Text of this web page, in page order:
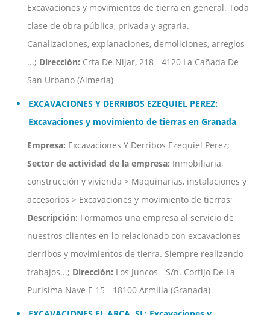
Excavaciones y movimientos de tierra en general. Toda
clase de obra pública, privada y agraria.
Canalizaciones, explanaciones, demoliciones, arreglos
...; Dirección: Crta De Nijar, 218 - 4120 La Cañada De
San Urbano (Almeria)
EXCAVACIONES Y DERRIBOS EZEQUIEL PEREZ:
Excavaciones y movimiento de tierras en Granada
Empresa: Excavaciones Y Derribos Ezequiel Perez;
Sector de actividad de la empresa: Inmobiliaria,
construcción y vivienda > Maquinarias, instalaciones y
accesorios > Excavaciones y movimiento de tierras;
Descripción: Formamos una empresa al servicio de
nuestros clientes en lo relacionado con excavaciones
derribos y movimientos de tierra. Siempre realizando
trabajos...; Dirección: Los Juncos - S/n. Cortijo De La
Purisima Nave E 15 - 18100 Armilla (Granada)